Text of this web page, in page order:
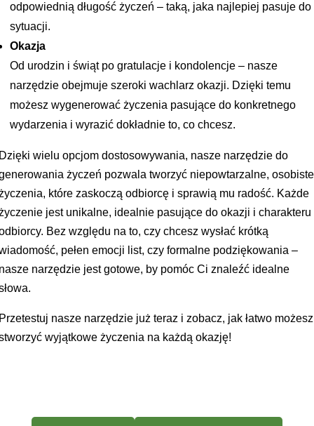
odpowiednią długość życzeń – taką, jaka najlepiej pasuje do
sytuacji.
Okazja
Od urodzin i świąt po gratulacje i kondolencje – nasze
narzędzie obejmuje szeroki wachlarz okazji. Dzięki temu
możesz wygenerować życzenia pasujące do konkretnego
wydarzenia i wyrazić dokładnie to, co chcesz.
wielu opcjom dostosowywania, nasze narzędzie do
życzeń pozwala tworzyć niepowtarzalne, osobiste
które zaskoczą odbiorcę i sprawią mu radość. Każde
jest unikalne, idealnie pasujące do okazji i charakteru
Bez względu na to, czy chcesz wysłać krótką
pełen emocji list, czy formalne podziękowania –
narzędzie jest gotowe, by pomóc Ci znaleźć idealne
nasze narzędzie już teraz i zobacz, jak łatwo możesz
wyjątkowe życzenia na każdą okazję!